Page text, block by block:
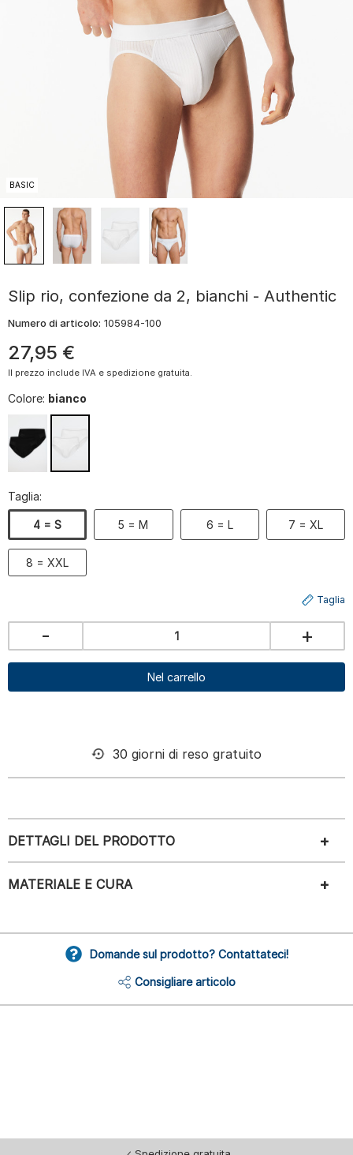
BASIC
Slip rio, confezione da 2, bianchi - Authentic
Numero di articolo: 105984-100
27,95 €
Il prezzo include IVA e spedizione gratuita.
Colore: bianco
Taglia:
4 = S 5 = M 6 = L 7 = XL
8 = XXL
Taglia
- +
Nel carrello
30 giorni di reso gratuito
DETTAGLI DEL PRODOTTO
MATERIALE E CURA
Domande sul prodotto? Contattateci!
Consigliare articolo